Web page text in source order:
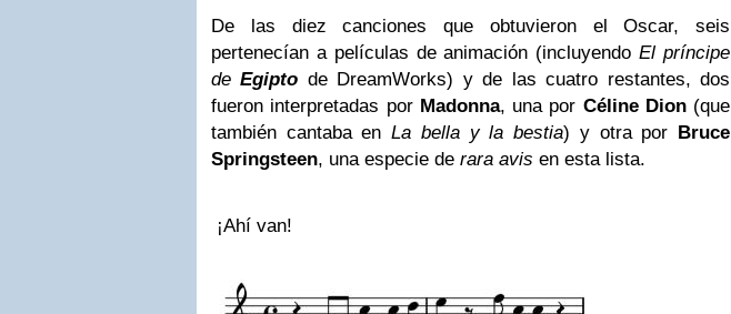
De las diez canciones que obtuvieron el Oscar, seis
pertenecían a películas de animación (incluyendoEl príncipe
deEgipto de DreamWorks) y de las cuatro restantes, dos
fueron interpretadas por Madonna, una por Céline Dion (que
también cantaba enLa bella y la bestia) y otra por Bruce
Springsteen, una especie de rara avis en esta lista.
¡Ahí van!